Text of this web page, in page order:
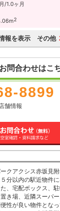
/1.0ヶ月
2
報を表示 その他
問合わせはこ
8899
舗情報
クアクシス赤坂見
５分以内の駅近物件に
た、宅配ボックス、
置き場、近隣スーパ
性が良い物件となっ